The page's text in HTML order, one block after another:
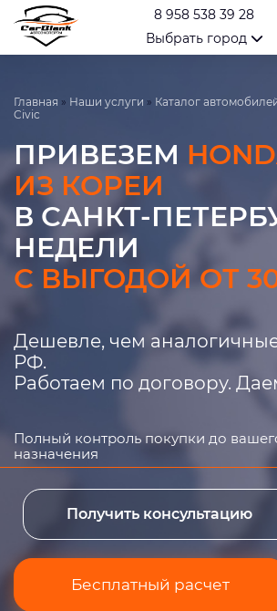
8 958 538 39 28
Выбрать город
Главная » Наши услуги » Каталог
Civic
ПРИВЕЗЕМ
ИЗ КОРЕИ
В САНКТ-
НЕДЕЛИ
С ВЫГОДОЙ ОТ
Дешевле, чем
РФ.
Работаем по договору.
Полный контроль покупки до
назначения
Получить консультацию
Бесплатный расчет